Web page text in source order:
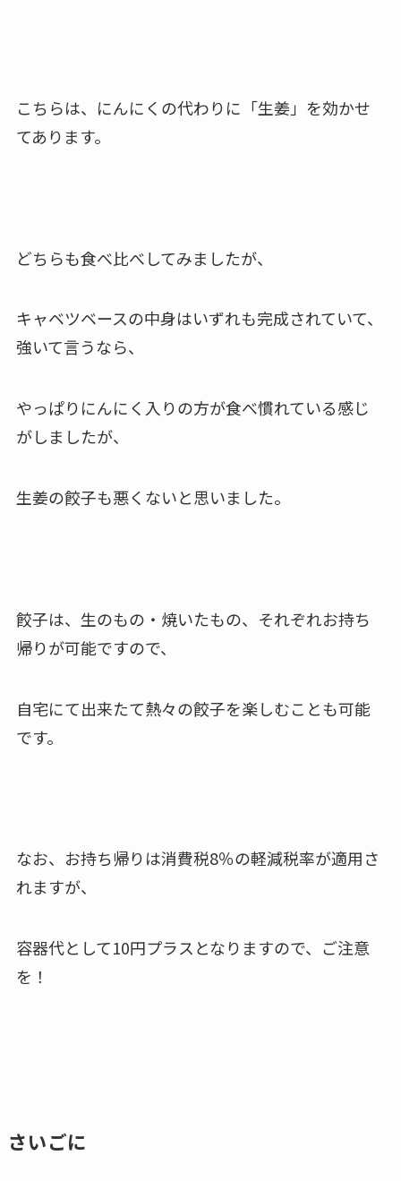
こちらは、にんにくの代わりに「生姜」を効かせ
てあります。
どちらも食べ比べしてみましたが、
キャベツベースの中身はいずれも完成されていて、
強いて言うなら、
やっぱりにんにく入りの方が食べ慣れている感じ
がしましたが、
生姜の餃子も悪くないと思いました。
餃子は、生のもの・焼いたもの、それぞれお持ち
帰りが可能ですので、
自宅にて出来たて熱々の餃子を楽しむことも可能
です。
なお、お持ち帰りは消費税8％の軽減税率が適用さ
れますが、
容器代として10円プラスとなりますので、ご注意
を！
さいごに